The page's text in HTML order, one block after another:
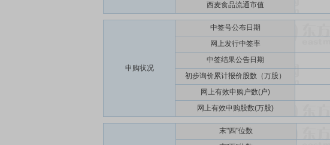
西麦食品流通市值
申购状况
中签号公布日期
网上发行中签率
中签结果公告日期
初步询价累计报价股数（万股）
网上有效申购户数(户)
网上有效申购股数(万股)
末"四"位数